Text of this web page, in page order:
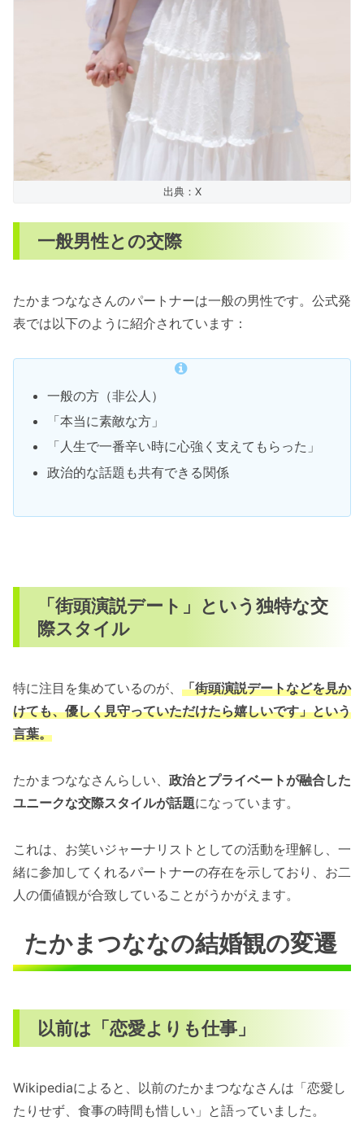
出典：X
一般男性との交際
たかまつななさんのパートナーは一般の男性です。公式発
表では以下のように紹介されています：
一般の方（非公人）
「本当に素敵な方」
「人生で一番辛い時に心強く支えてもらった」
政治的な話題も共有できる関係
「街頭演説デート」という独特な交
際スタイル
特に注目を集めているのが、 「街頭演説デートなどを見か
けても、優しく見守っていただけたら嬉しいです」という
言葉。
たかまつななさんらしい、 政治とプライベートが融合した
ユニークな交際スタイルが話題になっています。
これは、お笑いジャーナリストとしての活動を理解し、一
緒に参加してくれるパートナーの存在を示しており、お二
人の価値観が合致していることがうかがえます。
たかまつななの結婚観の変遷
以前は「恋愛よりも仕事」
Wikipediaによると、以前のたかまつななさんは「恋愛し
たりせず、食事の時間も惜しい」と語っていました。